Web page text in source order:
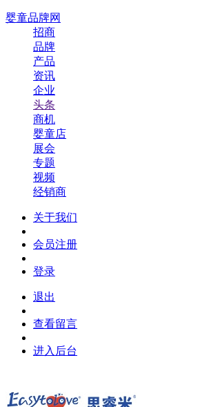
婴童品牌网
招商
品牌
产品
资讯
企业
头条
商机
婴童店
展会
专题
视频
经销商
关于我们
会员注册
登录
退出
查看留言
进入后台